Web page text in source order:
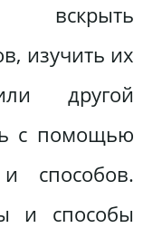
вскрыть
изучить их
другой
с помощью
способов.
и способы